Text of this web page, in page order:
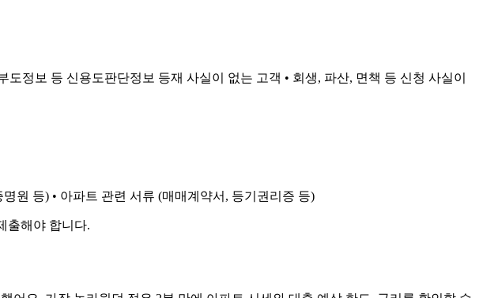
정보 등 신용도판단정보 등재 사실이 없는 고객 • 회생, 파산, 면책 등 신청 사실이
원 등) • 아파트 관련 서류 (매매계약서, 등기권리증 등)
출해야 합니다.